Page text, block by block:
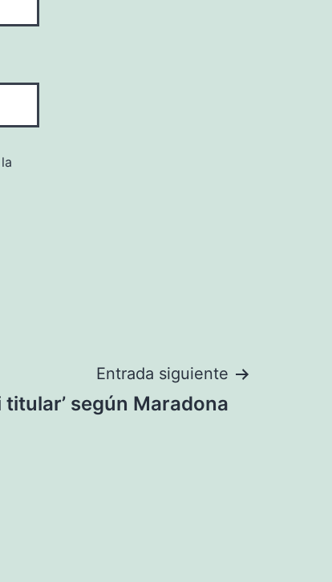
Entrada siguiente
titular’ según Maradona